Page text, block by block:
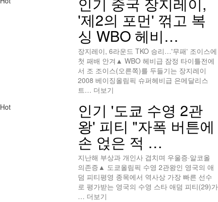
'제2의 포먼' 꺾고 복
싱 WBO 헤비…
장지레이, 6라운드 TKO 승리…'무패' 조이스에
첫 패배 안겨▲ WBO 헤비급 잠정 타이틀전에
서 조 조이스(오른쪽)를 두들기는 장지레이
2008 베이징올림픽 슈퍼헤비급 은메달리스
트… 더보기
Hot
인기 '도쿄 수영 2관
왕' 피티 "자폭 버튼에
손 얹은 적 …
지난해 부상과 개인사 겹치며 우울증·알코올
의존증▲ 도쿄올림픽 수영 2관왕인 영국의 애
덤 피티평영 종목에서 역사상 가장 빠른 선수
로 평가받는 영국의 수영 스타 애덤 피티(29)가
… 더보기